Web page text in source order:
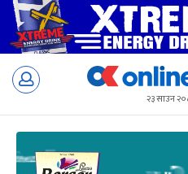
Skip
२३ साउन